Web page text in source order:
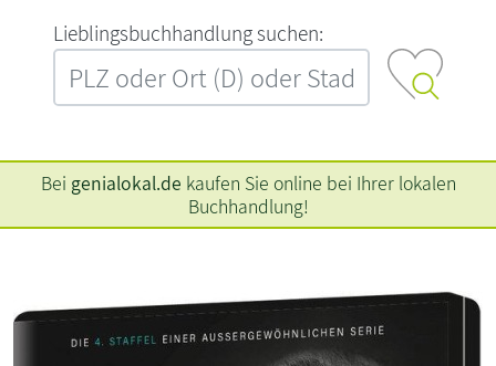
L‍i‍e‍b‍l‍i‍n‍g‍s‍b‍u‍c‍h‍h‍a‍n‍d‍l‍u‍n‍g‍ ‍s‍u‍c‍h‍e‍n‍:‍
Bei genialokal.de kaufen Sie online bei Ihrer lokalen
Buchhandlung!